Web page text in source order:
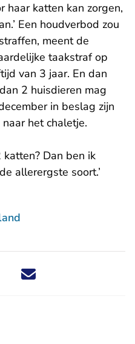
haar katten kan zorgen,
Een houdverbod zou
meent de
taakstraf op
van 3 jaar. En dan
2 huisdieren mag
in beslag zijn
het chaletje.
katten? Dan ben ik
allerergste soort.’
dit nieuwsbericht via X -
Deel dit nieuwsbericht via
Deel dit nieuwsbericht
Deel dit